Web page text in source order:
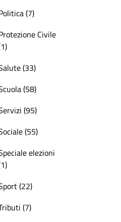
(7)
Civile
(33)
(58)
(95)
(55)
elezioni
(22)
(7)